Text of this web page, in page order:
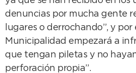
denuncias por mucha gente
lugares o derrochando”, y por
Municipalidad empezará a
que tengan piletas y no
perforación propia”.